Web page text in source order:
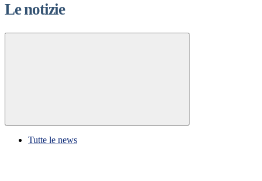
Le notizie
Tutte le news